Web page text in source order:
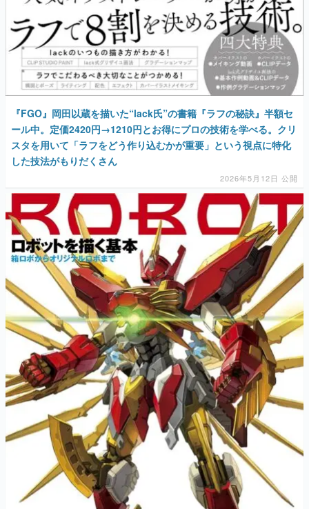
『FGO』岡田以蔵を描いた“lack氏”の書籍『ラフの秘訣』半額セ
ール中。定価2420円→1210円とお得にプロの技術を学べる。クリ
スタを用いて「ラフをどう作り込むかが重要」という視点に特化
した技法がもりだくさん
2026年5月12日 公開